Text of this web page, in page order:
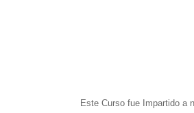
Este Curso fue Impartido a